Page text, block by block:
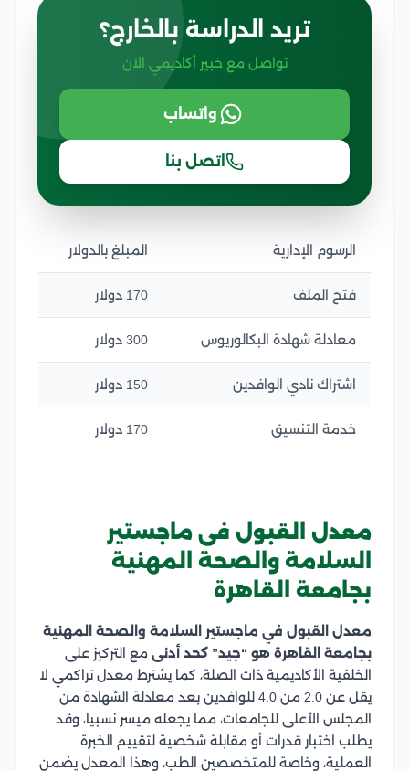
تريد الدراسة بالخارج؟
تواصل مع خبير أكاديمي الآن
واتساب
اتصل بنا
الرسوم الإدارية المبلغ بالدولار
فتح الملف 170 دولار
معادلة شهادة البكالوريوس 300 دولار
اشتراك نادي الوافدين 150 دولار
خدمة التنسيق 170 دولار
معدل القبول فى ماجستير
السلامة والصحة المهنية
بجامعة القاهرة
معدل القبول في ماجستير السلامة والصحة المهنية
بجامعة القاهرة هو “جيد” كحد أدنى مع التركيز على
الخلفية الأكاديمية ذات الصلة، كما يشترط معدل تراكمي لا
يقل عن 2.0 من 4.0 للوافدين بعد معادلة الشهادة من
المجلس الأعلى للجامعات، مما يجعله ميسر نسبيا، وقد
يطلب اختبار قدرات أو مقابلة شخصية لتقييم الخبرة
العملية، وخاصة للمتخصصين الطب، وهذا المعدل يضمن